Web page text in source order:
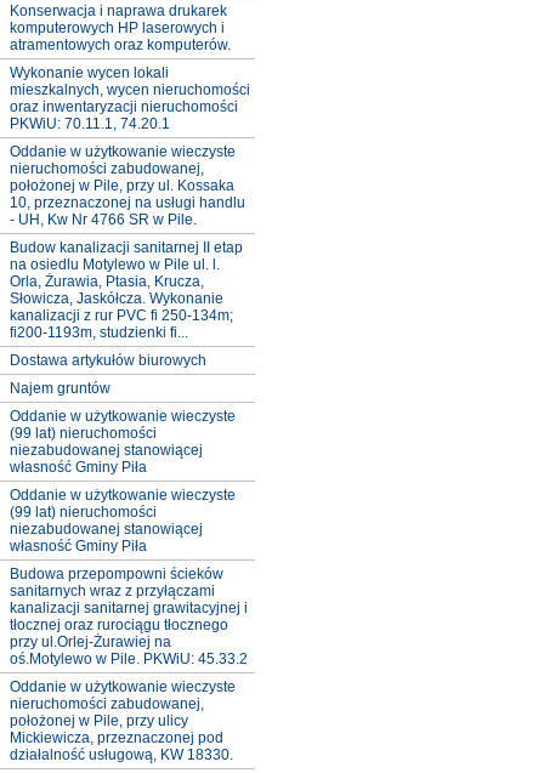
Konserwacja i naprawa drukarek
komputerowych HP laserowych i
atramentowych oraz komputerów.
Wykonanie wycen lokali
mieszkalnych, wycen nieruchomości
oraz inwentaryzacji nieruchomości
PKWiU: 70.11.1, 74.20.1
Oddanie w użytkowanie wieczyste
nieruchomości zabudowanej,
położonej w Pile, przy ul. Kossaka
10, przeznaczonej na usługi handlu
- UH, Kw Nr 4766 SR w Pile.
Budow kanalizacji sanitarnej II etap
na osiedlu Motylewo w Pile ul. l.
Orla, Żurawia, Ptasia, Krucza,
Słowicza, Jaskółcza. Wykonanie
kanalizacji z rur PVC fi 250-134m;
fi200-1193m, studzienki fi...
Dostawa artykułów biurowych
Najem gruntów
Oddanie w użytkowanie wieczyste
(99 lat) nieruchomości
niezabudowanej stanowiącej
własność Gminy Piła
Oddanie w użytkowanie wieczyste
(99 lat) nieruchomości
niezabudowanej stanowiącej
własność Gminy Piła
Budowa przepompowni ścieków
sanitarnych wraz z przyłączami
kanalizacji sanitarnej grawitacyjnej i
tłocznej oraz rurociągu tłocznego
przy ul.Orlej-Żurawiej na
oś.Motylewo w Pile. PKWiU: 45.33.2
Oddanie w użytkowanie wieczyste
nieruchomości zabudowanej,
położonej w Pile, przy ulicy
Mickiewicza, przeznaczonej pod
działalność usługową, KW 18330.